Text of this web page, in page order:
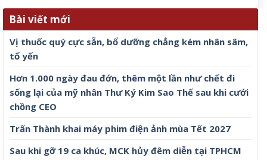
Bài viết mới
Vị thuốc quý cực sẵn, bổ dưỡng chẳng kém nhân sâm,
tổ yến
Hơn 1.000 ngày đau đớn, thêm một lần như chết đi
sống lại của mỹ nhân Thư Ký Kim Sao Thế sau khi cưới
chồng CEO
Trấn Thành khai máy phim điện ảnh mùa Tết 2027
Sau khi gỡ 19 ca khúc, MCK hủy đêm diễn tại TPHCM